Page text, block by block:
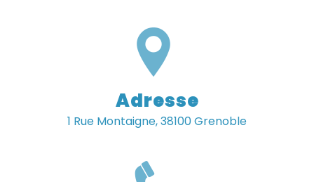
Adresse
1 Rue Montaigne, 38100 Grenoble